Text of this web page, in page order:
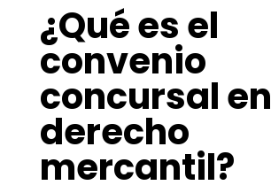
¿Qué es el
convenio
concursal en
derecho
mercantil?